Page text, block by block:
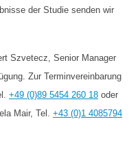
der Studie senden wir
Szvetecz, Senior Manager
Zur Terminvereinbarung
+49 (0)89 5454 260 18 oder
Mair, Tel. +43 (0)1 4085794